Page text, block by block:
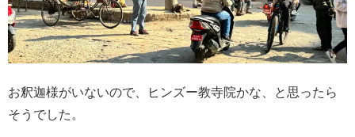
お釈迦様がいないので、ヒンズー教寺院かな、と思ったら
そうでした。